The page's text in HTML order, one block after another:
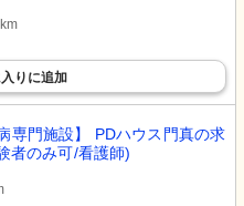
り に追加
専門施設】 PDハウス門真の求
者のみ可/看護師)